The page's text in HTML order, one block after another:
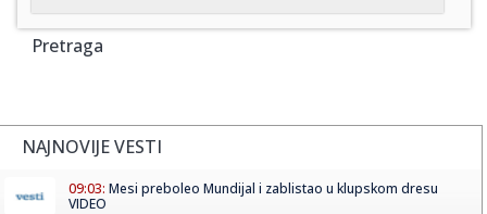
Pretraga
NAJNOVIJE VESTI
09:03: Mesi preboleo Mundijal i zablistao u klupskom dresu
VIDEO